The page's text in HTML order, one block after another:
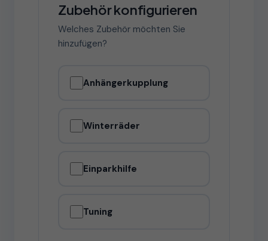
Zubehör konfigurieren
Welches Zubehör möchten Sie
hinzufügen?
Anhängerkupplung
Winterräder
Einparkhilfe
Tuning